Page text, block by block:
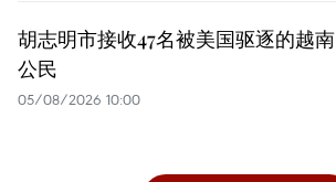
胡志明市接收47名被美国驱逐的越南
公民
05/08/2026 10:00